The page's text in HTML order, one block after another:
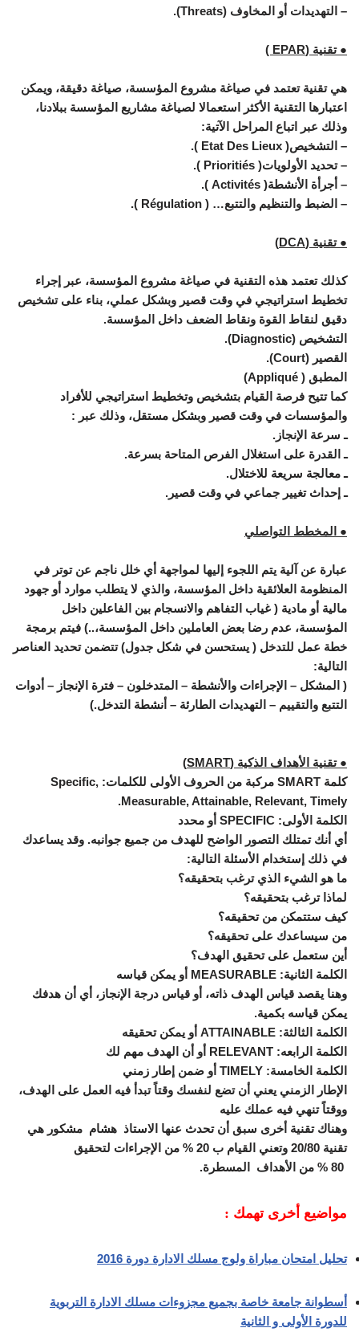
– التهديدات أو المخاوف (Threats).
● تقنية (EPAR )
هي تقنية تعتمد في صياغة مشروع المؤسسة، صياغة دقيقة، ويمكن
اعتبارها التقنية الأكثر استعمالا لصياغة مشاريع المؤسسة ببلادنا،
وذلك عبر اتباع المراحل الآتية:
– التشخيص( Etat Des Lieux ).
– تحديد الأولويات( Prioritiés ).
– أجرأة الأنشطة( Activités ).
– الضبط والتنظيم والتتبع… ( Régulation ).
● تقنية (DCA)
كذلك تعتمد هذه التقنية في صياغة مشروع المؤسسة، عبر إجراء
تخطيط استراتيجي في وقت قصير وبشكل عملي، بناء على تشخيص
دقيق لنقاط القوة ونقاط الضعف داخل المؤسسة.
التشخيص (Diagnostic).
القصير (Court).
المطبق ( Appliqué)
كما تتيح فرصة القيام بتشخيص وتخطيط استراتيجي للأفراد
والمؤسسات في وقت قصير وبشكل مستقل، وذلك عبر :
ـ سرعة الإنجاز.
ـ القدرة على استغلال الفرص المتاحة بسرعة.
ـ معالجة سريعة للاختلال.
ـ إحداث تغيير جماعي في وقت قصير.
● المخطط التواصلي
عبارة عن آلية يتم اللجوء إليها لمواجهة أي خلل ناجم عن توتر في
المنظومة العلائقية داخل المؤسسة، والذي لا يتطلب موارد أو جهود
مالية أو مادية ( غياب التفاهم والانسجام بين الفاعلين داخل
المؤسسة، عدم رضا بعض العاملين داخل المؤسسة،..) فيتم برمجة
خطة عمل للتدخل ( يستحسن في شكل جدول) تتضمن تحديد العناصر
التالية:
( المشكل – الإجراءات والأنشطة – المتدخلون – فترة الإنجاز – أدوات
التتبع والتقييم – التهديدات الطارئة – أنشطة التدخل.)
●تقنية الأهداف الذكية (SMART)
كلمة SMART مركبة من الحروف الأولى للكلمات: Specific,
Measurable, Attainable, Relevant, Timely.
الكلمة الأولى: SPECIFIC أو محدد
أي أنك تمتلك التصور الواضح للهدف من جميع جوانبه. وقد يساعدك
في ذلك إستخدام الأسئلة التالية:
ما هو الشيء الذي ترغب بتحقيقه؟
لماذا ترغب بتحقيقه؟
كيف ستتمكن من تحقيقه؟
من سيساعدك على تحقيقه؟
أين ستعمل على تحقيق الهدف؟
الكلمة الثانية: MEASURABLE أو يمكن قياسه
وهنا يقصد قياس الهدف ذاته، أو قياس درجة الإنجاز، أي أن هدفك
يمكن قياسه بكمية.
الكلمة الثالثة: ATTAINABLE أو يمكن تحقيقه
الكلمة الرابعه: RELEVANT أو أن الهدف مهم لك
الكلمة الخامسة: TIMELY أو ضمن إطار زمني
الإطار الزمني يعني أن تضع لنفسك وقتاً تبدأ فيه العمل على الهدف،
ووقتاً تنهي فيه عملك عليه
وهناك تقنية أخرى سبق أن تحدث عنها الاستاذ هشام مشكور هي
تقنية 20/80 وتعني القيام ب 20 % من الإجراءات لتحقيق
مواضيع أخرى تهمك :
تحليل امتحان مباراة ولوج مسلك الادارة دورة 2016
أسطوانة جامعة خاصة بجميع مجزوءات مسلك الادارة التربوية
للدورة الأولى و الثانية